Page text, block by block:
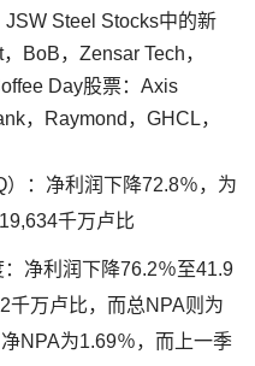
Steel Stocks中的新
BoB，Zensar Tech，
Day股票：Axis
，Raymond，GHCL，
）：净利润下降72.8％，为
千万卢比
净利润下降76.2％至41.9
千万卢比，而总NPA则为
NPA为1.69％，而上一季